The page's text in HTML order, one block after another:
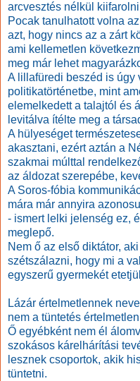
arcvesztés nélkül
Pocak tanulhatott volna
azt, hogy nincs az a zárt
ami kellemetlen
meg már lehet
A lillafüredi beszéd is úgy
politikatörténetbe, mint
elemelkedett a talajtól és
levitálva ítélte meg a
A hülyeséget
akasztani, ezért aztán a
szakmai múlttal
az áldozat szerepébe,
A Soros-fóbia
mára már annyira
- ismert lelki jelenség ez,
meglepő.
Nem ő az első diktátor,
szétszálazni, hogy mi a
egyszerű gyermekét
Lázár értelmetlennek
nem a tüntetés
Ő egyébként nem él
szokásos kárelhárítási
lesznek csoportok, akik
tüntetni.